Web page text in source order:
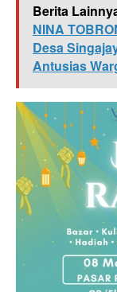
Berita
NINA
Desa
Antusias